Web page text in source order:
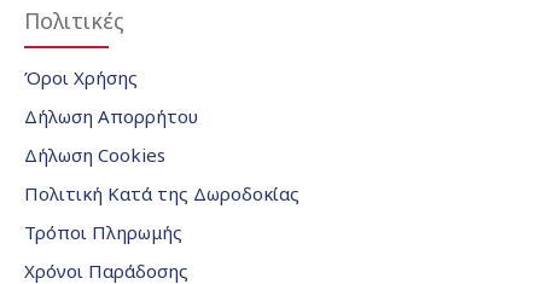
Πολιτικές
Όροι Χρήσης
Δήλωση Απορρήτου
Δήλωση Cookies
Πολιτική Κατά της Δωροδοκίας
Τρόποι Πληρωμής
Χρόνοι Παράδοσης